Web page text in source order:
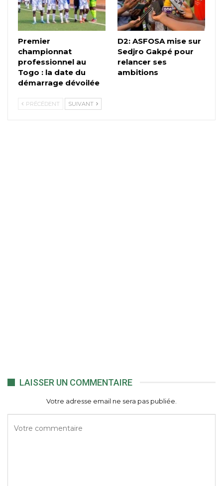
Premier
championnat
professionnel au
Togo : la date du
démarrage dévoilée
D2: ASFOSA mise sur
Sedjro Gakpé pour
relancer ses
ambitions
PRÉCÉDENT SUIVANT
LAISSER UN COMMENTAIRE
Votre adresse email ne sera pas publiée.